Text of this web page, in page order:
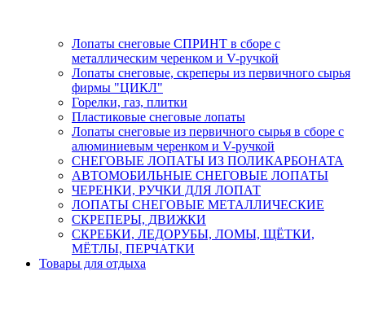
Лопаты снеговые СПРИНТ в сборе с
металлическим черенком и V-ручкой
Лопаты снеговые, скреперы из первичного сырья
фирмы "ЦИКЛ"
Горелки, газ, плитки
Пластиковые снеговые лопаты
Лопаты снеговые из первичного сырья в сборе с
алюминиевым черенком и V-ручкой
СНЕГОВЫЕ ЛОПАТЫ ИЗ ПОЛИКАРБОНАТА
АВТОМОБИЛЬНЫЕ СНЕГОВЫЕ ЛОПАТЫ
ЧЕРЕНКИ, РУЧКИ ДЛЯ ЛОПАТ
ЛОПАТЫ СНЕГОВЫЕ МЕТАЛЛИЧЕСКИЕ
СКРЕПЕРЫ, ДВИЖКИ
СКРЕБКИ, ЛЕДОРУБЫ, ЛОМЫ, ЩЁТКИ,
МЁТЛЫ, ПЕРЧАТКИ
Товары для отдыха